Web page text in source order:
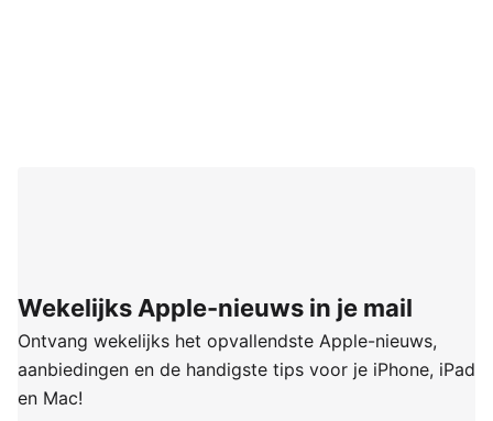
Wekelijks Apple-nieuws in je mail
Ontvang wekelijks het opvallendste Apple-nieuws,
aanbiedingen en de handigste tips voor je iPhone, iPad
en Mac!